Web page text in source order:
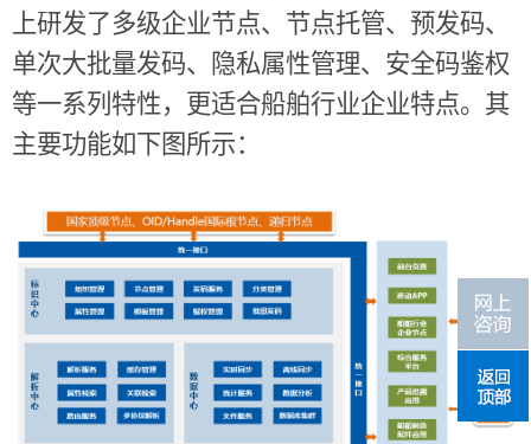
上研发了多级企业节点、节点托管、预发码、
单次大批量发码、隐私属性管理、安全码鉴权
等一系列特性，更适合船舶行业企业特点。其
主要功能如下图所示：